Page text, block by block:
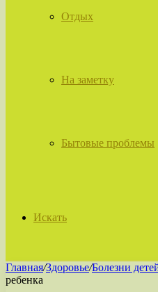
Отдых
На заметку
Бытовые проблемы
Искать
Главная/Здоровье/Болезни
ребенка